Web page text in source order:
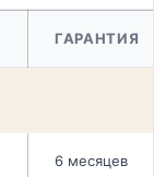
ГАРАНТИЯ
6 месяцев